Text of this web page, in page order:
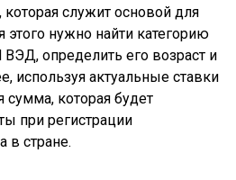
служит основой для
этого нужно найти категорию
определить его возраст и
используя актуальные ставки
сумма, которая будет
при регистрации
в стране.